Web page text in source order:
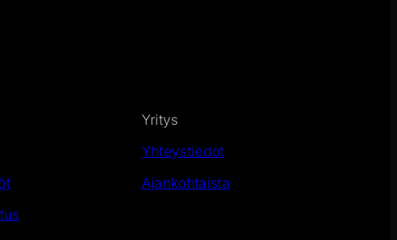
Yritys
Yhteystiedot
Ajankohtaista